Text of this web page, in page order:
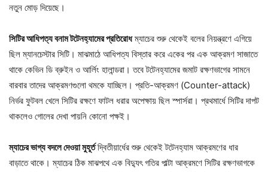
নতুন মোড় দিয়েছে।
সিটির আধিপত্য বনাম টটেনহ্যামের প্রতিরোধম্যাচের শুরু থেকেই বলের নিয়ন্ত্রণে এগিয়ে
ছিল ম্যানচেস্টার সিটি। মাঝমাঠে আধিপত্য বিস্তার করে একের পর এক আক্রমণ সাজাতে
থাকে কেভিন ডি ব্রুইন ও আর্লিং হালান্ডরা। তবে টটেনহ্যামের জমাট রক্ষণভাগের সামনে
বারবার তাদের আক্রমণগুলো থমকে যাচ্ছিল। প্রতি-আক্রমণ (Counter-attack)
নির্ভর ফুটবল খেলে সিটির রক্ষণে ফাটল ধরার অপেক্ষায় ছিল স্পার্সরা। প্রথমার্ধে সিটির দাপট
থাকলেও গোলের দেখা পায়নি কোনো পক্ষই।
ম্যাচের ভাগ্য বদলে দেওয়া মুহূর্তদ্বিতীয়ার্ধের শুরু থেকেই টটেনহ্যাম আক্রমণের ধার
বাড়াতে থাকে। ম্যাচের ঠিক মাঝপথে এক বিদ্যুৎ গতির পাল্টা আক্রমণে সিটির রক্ষণভাগকে